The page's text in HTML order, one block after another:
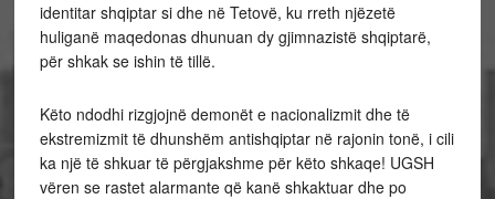
identitar shqiptar si dhe në Tetovë, ku rreth njëzetë
huliganë maqedonas dhunuan dy gjimnazistë shqiptarë,
për shkak se ishin të tillë.
Këto ndodhi rizgjojnë demonët e nacionalizmit dhe të
ekstremizmit të dhunshëm antishqiptar në rajonin tonë, i cili
ka një të shkuar të përgjakshme për këto shkaqe! UGSH
vëren se rastet alarmante që kanë shkaktuar dhe po